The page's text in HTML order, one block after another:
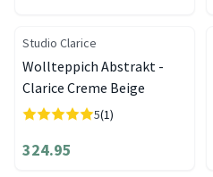
Studio Clarice
Wollteppich Abstrakt -
Clarice Creme Beige
5(1)
324.95